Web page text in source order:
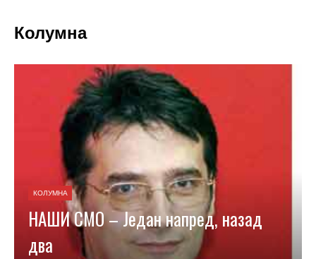
Колумна
КОЛУМНА
НАШИ СМО – Један напред, назад
два